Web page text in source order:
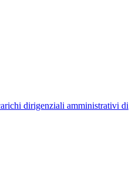
dirigenziali amministrativi di